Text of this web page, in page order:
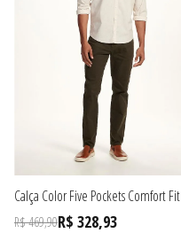
Calça Color Five Pockets Comfort Fit
R$ 469,90R$ 328,93